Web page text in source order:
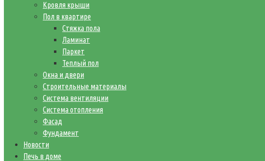
Кровля крыши
Пол в квартире
Стяжка пола
Ламинат
Паркет
Теплый пол
Окна и двери
Строительные материалы
Система вентиляции
Система отопления
Фасад
Фундамент
Новости
Печь в доме